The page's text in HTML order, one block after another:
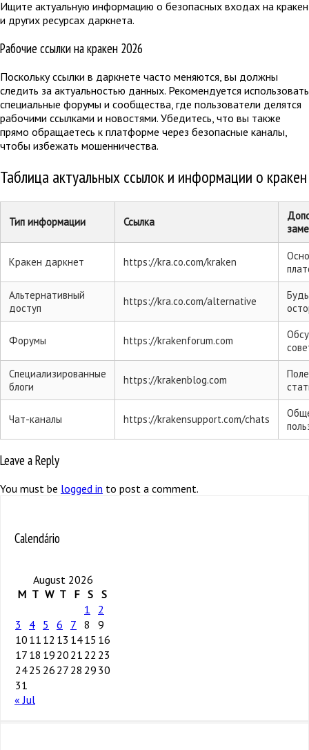
Ищите актуальную информацию о безопасных входах на кракен
и других ресурсах даркнета.
Рабочие ссылки на кракен 2026
Поскольку ссылки в даркнете часто меняются, вы должны
следить за актуальностью данных. Рекомендуется использовать
специальные форумы и сообщества, где пользователи делятся
рабочими ссылками и новостями. Убедитесь, что вы также
прямо обращаетесь к платформе через безопасные каналы,
чтобы избежать мошенничества.
Таблица актуальных ссылок и информации о кракен
Тип информации Ссылка
Кракен даркнет https://kra.co.com/kraken
Альтернативный
доступ
https://kra.co.com/alternative
Форумы https://krakenforum.com
Специализированные
блоги
https://krakenblog.com
Чат-каналы https://krakensupport.com/chats
Leave a Reply
You must be logged in to post a comment.
Calendário
August 2026
M T W T F S S
1
2
3
4 5 6 7 8
9
10 11 12 13 1415 16
17 18 19 20 21 22 23
2425 26 27 28 29 30
31
« Jul